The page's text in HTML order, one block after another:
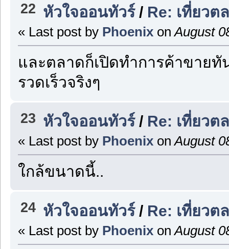
22 หัวใจออนทัวร์/ Re: เที่ยวต
« Last post by Phoenix on August
และตลาดก็เปิดทำการค้าขาย
รวดเร็วจริงๆ
23 หัวใจออนทัวร์/ Re: เที่ยวต
« Last post by Phoenix on August
ใกล้ขนาดนี้..
24 หัวใจออนทัวร์/ Re: เที่ยวต
« Last post by Phoenix on August